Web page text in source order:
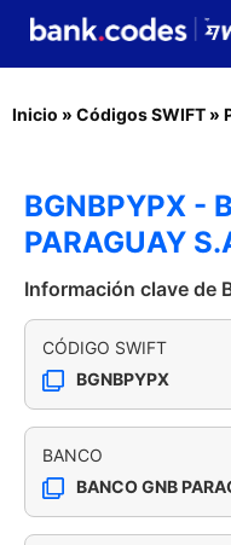
Inicio » Códigos SWIFT »
BGNBPYPX -
PARAGUAY
Información clave de
CÓDIGO SWIFT
BGNBPYPX
BANCO
BANCO GNB